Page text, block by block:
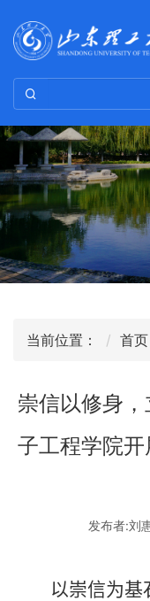
当前位置： 首页
崇信以修身
子工程学院
发布者:刘
以崇信为基